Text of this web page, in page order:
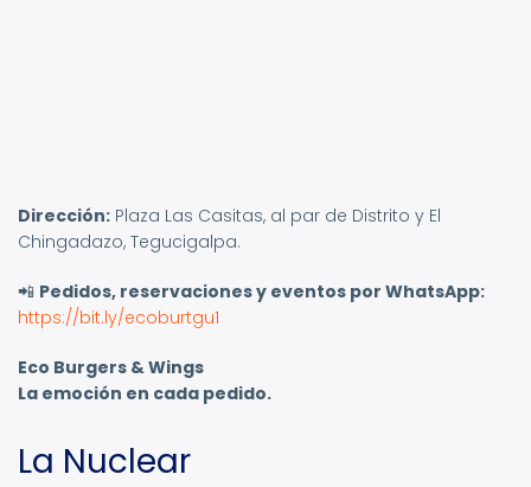
Dirección: Plaza Las Casitas, al par de Distrito y El
Chingadazo, Tegucigalpa.
📲 Pedidos, reservaciones y eventos por WhatsApp:
https://bit.ly/ecoburtgu1
Eco Burgers & Wings
La emoción en cada pedido.
La Nuclear